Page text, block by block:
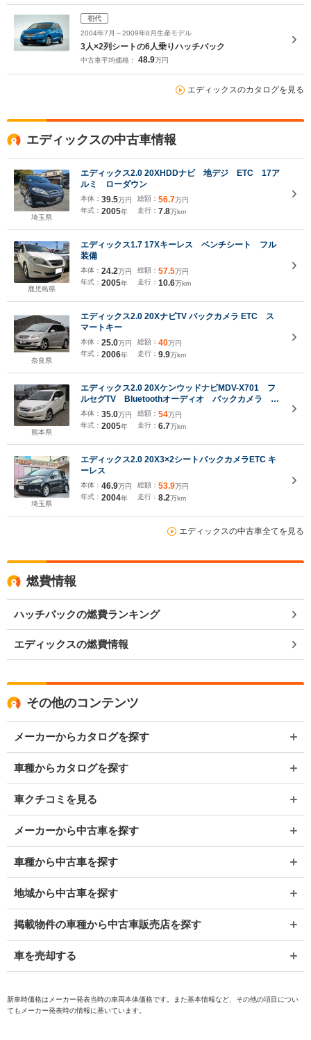
初代
2004年7月～2009年8月生産モデル
3人×2列シートの6人乗りハッチバック
中古車平均価格： 48.9万円
エディックスのカタログを見る
エディックスの中古車情報
埼玉県
エディックス2.0 20XHDDナビ 地デジ ETC 17ア
ルミ ローダウン
本体： 39.5万円
年式： 2005年
総額： 56.7万円
走行： 7.8万km
鹿児島県
エディックス1.7 17Xキーレス ベンチシート フル
装備
本体： 24.2万円
年式： 2005年
総額： 57.5万円
走行： 10.6万km
奈良県
エディックス2.0 20XナビTV バックカメラ ETC ス
マートキー
本体： 25.0万円
年式： 2006年
総額： 40万円
走行： 9.9万km
熊本県
エディックス2.0 20XケンウッドナビMDV-X701 フ
ルセグTV Bluetoothオーディオ バックカメラ キ
ーレスエントリー ディスチャージヘッドライト
ETC
本体： 35.0万円
年式： 2005年
総額： 54万円
走行： 6.7万km
埼玉県
エディックス2.0 20X3×2シートバックカメラETC キ
ーレス
本体： 46.9万円
年式： 2004年
総額： 53.9万円
走行： 8.2万km
エディックスの中古車全てを見る
燃費情報
ハッチバックの燃費ランキング
エディックスの燃費情報
その他のコンテンツ
メーカーからカタログを探す
車種からカタログを探す
車クチコミを見る
メーカーから中古車を探す
車種から中古車を探す
地域から中古車を探す
掲載物件の車種から中古車販売店を探す
車を売却する
新車時価格はメーカー発表当時の車両本体価格です。また基本情報など、その他の項目につい
てもメーカー発表時の情報に基いています。